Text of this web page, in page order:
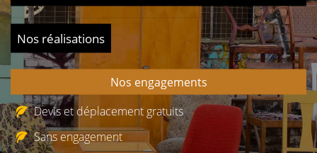
Nos réalisations
Nos engagements
Devis et déplacement gratuits
Sans engagement